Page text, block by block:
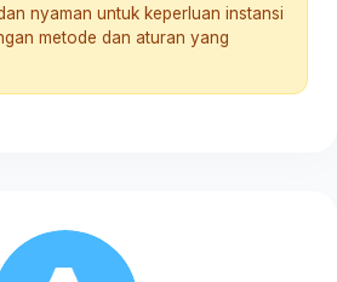
nyaman untuk keperluan instansi
metode dan aturan yang